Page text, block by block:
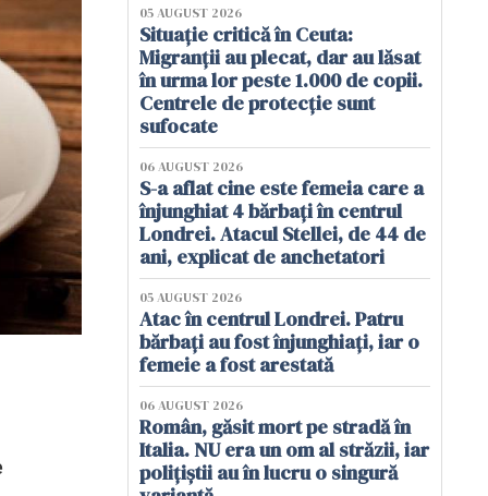
05 AUGUST 2026
Situație critică în Ceuta:
Migranții au plecat, dar au lăsat
în urma lor peste 1.000 de copii.
Centrele de protecție sunt
sufocate
06 AUGUST 2026
S-a aflat cine este femeia care a
înjunghiat 4 bărbați în centrul
Londrei. Atacul Stellei, de 44 de
ani, explicat de anchetatori
05 AUGUST 2026
Atac în centrul Londrei. Patru
bărbați au fost înjunghiați, iar o
femeie a fost arestată
06 AUGUST 2026
Român, găsit mort pe stradă în
Italia. NU era un om al străzii, iar
polițiștii au în lucru o singură